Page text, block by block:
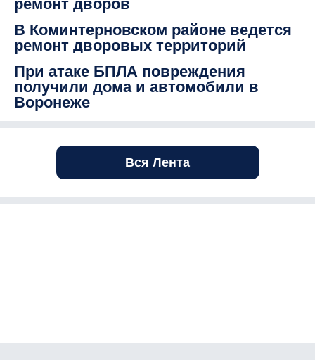
ремонт дворов
В Коминтерновском районе ведется
ремонт дворовых территорий
При атаке БПЛА повреждения
получили дома и автомобили в
Воронеже
Вся Лента